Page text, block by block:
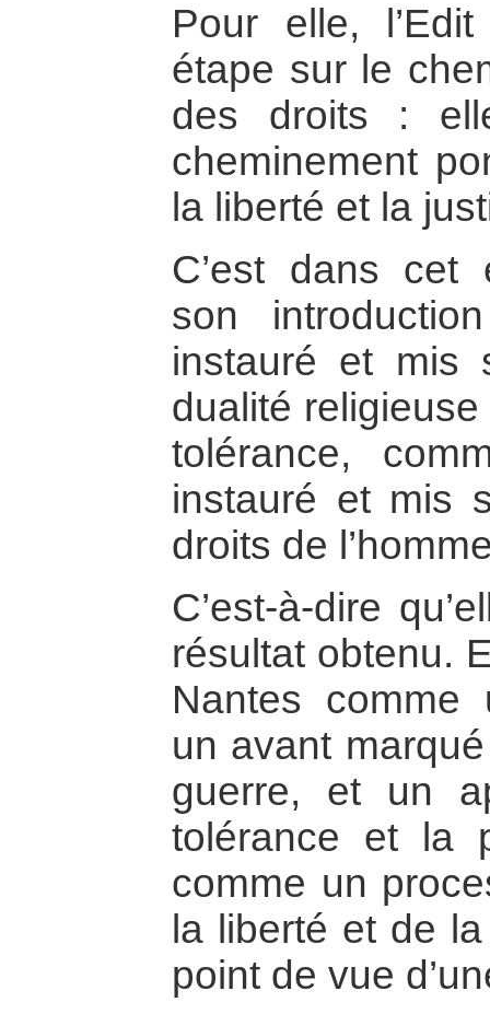
Pour elle,
étape sur le
des droits :
cheminement
la liberté et la
C’est dans cet
son
instauré et mis
dualité
tolérance,
instauré et mis
droits de
C’est-à-dire
résultat obtenu.
Nantes comme
un avant
guerre, et un
tolérance et la
comme un
la liberté et de
point de vue